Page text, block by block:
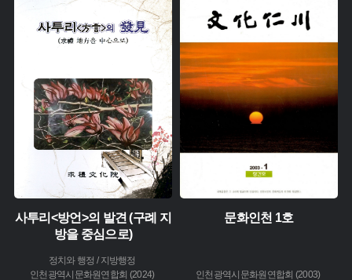
생산 :
소장 :
사투리<방언>의 발견 (구례 지
방을 중심으로)
정치와 행정 / 지방행정
인천광역시문화원연합회 (2024)
유형 :
생산 :
소장 :
문화인천 1호
인천광역시문화원연합회 (2003)